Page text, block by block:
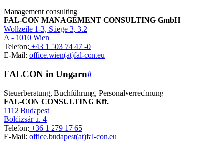
Management consulting
FAL-CON MANAGEMENT CONSULTING GmbH
Wollzeile 1-3, Stiege 3, 3.2
A - 1010 Wien
Telefon: +43 1 503 74 47 -0
E-Mail: office.wien(at)fal-con.eu
FALCON in Ungarn#
Steuerberatung, Buchführung, Personalverrechnung
FAL-CON CONSULTING Kft.
1112 Budapest
Boldizsár u. 4
Telefon: +36 1 279 17 65
E-Mail: office.budapest(at)fal-con.eu